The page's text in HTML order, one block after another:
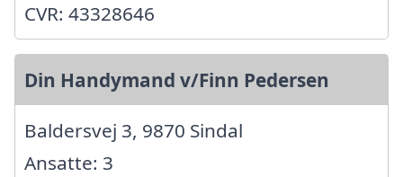
CVR: 43328646
Din Handymand v/Finn Pedersen
Baldersvej 3, 9870 Sindal
Ansatte: 3